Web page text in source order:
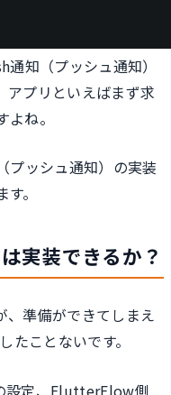
知（プッシュ通知）
アプリといえばまず求
ね。
ッシュ通知）の実装
。
実装できるか？
、準備ができてしまえ
たことないです。
設定、FlutterFlow側